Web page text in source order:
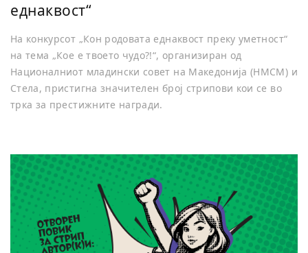
еднаквост“
На конкурсот „Кон родовата еднаквост преку уметност“
на тема „Кое е твоето чудо?!“, организиран од
Националниот младински совет на Македонија (НМСМ) и
Стела, пристигна значителен број стрипови кои се во
трка за престижните награди.